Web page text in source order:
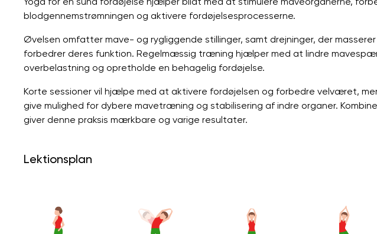
blodgennemstrømningen og aktivere fordøjelsesprocesserne.
Øvelsen omfatter mave- og rygliggende stillinger, samt drejninger, der
forbedrer deres funktion. Regelmæssig træning hjælper med at lindre
overbelastning og opretholde en behagelig fordøjelse.
Korte sessioner vil hjælpe med at aktivere fordøjelsen og forbedre velværet,
give mulighed for dybere mavetræning og stabilisering af indre organer.
giver denne praksis mærkbare og varige resultater.
Lektionsplan